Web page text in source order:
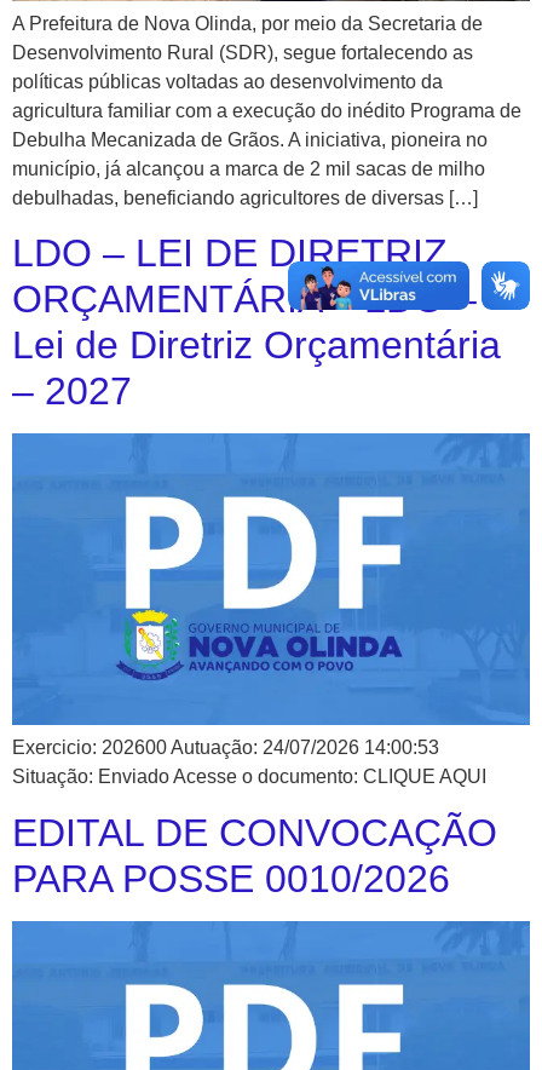
A Prefeitura de Nova Olinda, por meio da Secretaria de
Desenvolvimento Rural (SDR), segue fortalecendo as
políticas públicas voltadas ao desenvolvimento da
agricultura familiar com a execução do inédito Programa de
Debulha Mecanizada de Grãos. A iniciativa, pioneira no
município, já alcançou a marca de 2 mil sacas de milho
debulhadas, beneficiando agricultores de diversas […]
LDO – LEI DE DIRETRIZ
ORÇAMENTÁRIA – LDO –
Lei de Diretriz Orçamentária
– 2027
Exercicio: 202600 Autuação: 24/07/2026 14:00:53
Situação: Enviado Acesse o documento: CLIQUE AQUI
EDITAL DE CONVOCAÇÃO
PARA POSSE 0010/2026